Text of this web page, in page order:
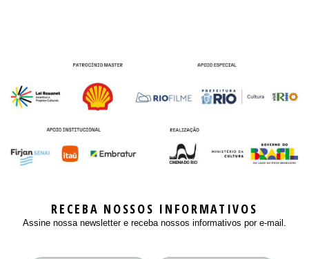
RECEBA NOSSOS INFORMATIVOS
Assine nossa newsletter e receba nossos informativos por e-mail.